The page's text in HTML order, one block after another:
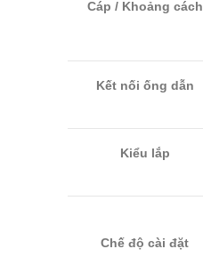
Cáp / Khoảng cách
Kết nối ống dẫn
Kiểu lắp
Chế độ cài đặt